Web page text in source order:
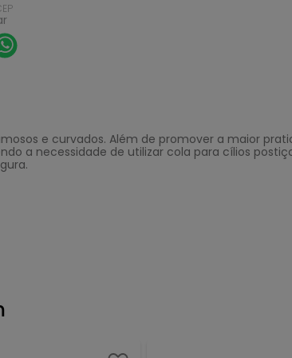
e curvados. Além de promover a maior
a necessidade de utilizar cola para cílios